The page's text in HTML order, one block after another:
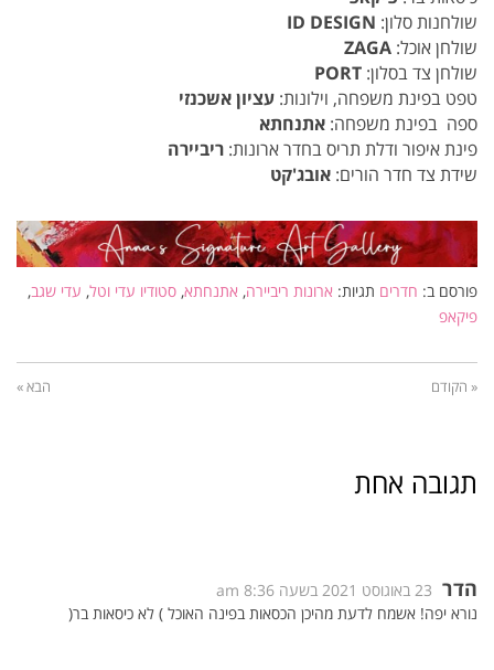
שולחנות סלון: ID DESIGN
שולחן אוכל: ZAGA
שולחן צד בסלון: PORT
טפט בפינת משפחה, וילונות: עציון אשכנזי
ספה בפינת משפחה: אתנחתא
פינת איפור ודלת תריס בחדר ארונות: ריביירה
שידת צד חדר הורים: אובג'קט
פורסם ב: חדרים תגיות: ארונות ריביירה, אתנחתא, סטודיו עדי וטל, עדי שגב,
פיקאפ
« הקודם הבא »
תגובה אחת
הדר 23 באוגוסט 2021 בשעה 8:36 am
נורא יפה! אשמח לדעת מהיכן הכסאות בפינה האוכל ) לא כיסאות בר(